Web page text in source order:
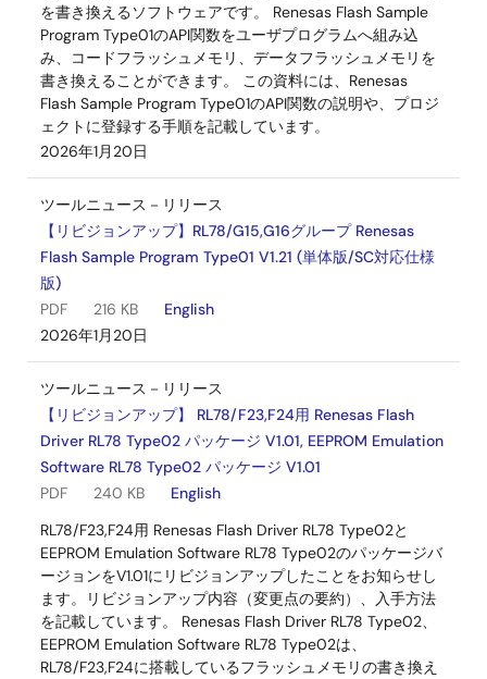
を書き換えるソフトウェアです。 Renesas Flash Sample
Program Type01のAPI関数をユーザプログラムへ組み込
み、コードフラッシュメモリ、データフラッシュメモリを
書き換えることができます。 この資料には、Renesas
Flash Sample Program Type01のAPI関数の説明や、プロジ
ェクトに登録する手順を記載しています。
2026年1月20日
ツールニュース－リリース
【リビジョンアップ】RL78/G15,G16グループ Renesas
Flash Sample Program Type01 V1.21 (単体版/SC対応仕様
版)
PDF
216 KB
English
2026年1月20日
ツールニュース－リリース
【リビジョンアップ】 RL78/F23,F24用 Renesas Flash
Driver RL78 Type02 パッケージ V1.01, EEPROM Emulation
Software RL78 Type02 パッケージ V1.01
PDF
240 KB
English
RL78/F23,F24用 Renesas Flash Driver RL78 Type02と
EEPROM Emulation Software RL78 Type02のパッケージバ
ージョンをV1.01にリビジョンアップしたことをお知らせし
ます。リビジョンアップ内容（変更点の要約）、入手方法
を記載しています。 Renesas Flash Driver RL78 Type02、
EEPROM Emulation Software RL78 Type02は、
RL78/F23,F24に搭載しているフラッシュメモリの書き換え